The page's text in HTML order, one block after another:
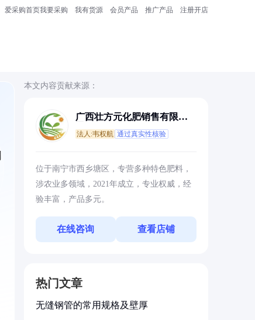
爱采购首页我要采购 我有货源 会员产品 推广产品 注册开店
本文内容贡献来源：
广西壮方元化肥销售有限公
法人:韦权航 通过真实性核验
位于南宁市西乡塘区，专营多种特色肥料，
涉农业多领域，2021年成立，专业权威，经
验丰富，产品多元。
在线咨询 查看店铺
热门文章
无缝钢管的常用规格及壁厚